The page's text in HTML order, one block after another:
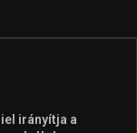
irányítja a